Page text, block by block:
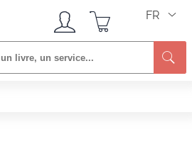
FR